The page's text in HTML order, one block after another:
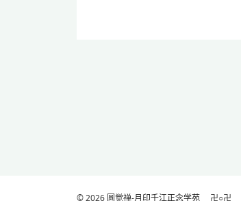
© 2026 圆觉禅-月印千江正念学苑 卍○卍